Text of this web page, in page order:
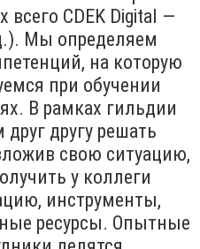
всего CDEK Digital —
Мы определяем
на которую
при обучении
В рамках гильдии
другу решать
свою ситуацию,
у коллеги
инструменты,
ресурсы. Опытные